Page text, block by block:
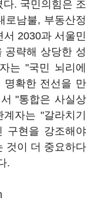
. 국민의힘은 조
로남불, 부동산정
2030과 서울민
공략해 상당한 성
는 "국민 뇌리에
명확한 전선을 만
"통합은 사실상
자는 "갈라치기
구현을 강조해야
것이 더 중요하다
.